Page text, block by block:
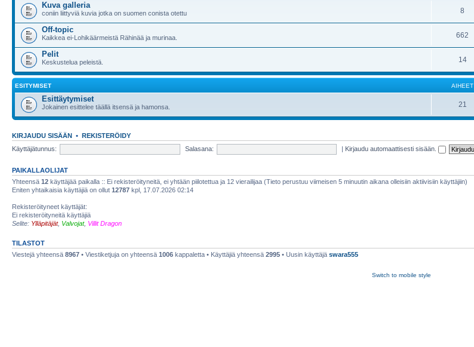
Kuva galleria
coniin liittyviä kuvia jotka on suomen conista otettu 8
Off-topic
Kaikkea ei-Lohikäärmeistä Rähinää ja murinaa. 662
Pelit
Keskustelua peleistä. 14
ESITYMISET AIHEET
Esittäytymiset
Jokainen esittelee täällä itsensä ja hamonsa. 21
KIRJAUDU SISÄÄN • REKISTERÖIDY
Käyttäjätunnus:
Salasana: | Kirjaudu automaattisesti sisään.
PAIKALLAOLIJAT
Yhteensä 12 käyttäjää paikalla :: Ei rekisteröityneitä, ei yhtään piilotettua ja 12 vierailijaa (Tieto perustuu viimeisen 5 minuutin aikana olleisiin aktiivisiin käyttäjiin)
Eniten yhtaikaisia käyttäjiä on ollut 12787 kpl, 17.07.2026 02:14
Rekisteröityneet käyttäjät:
Ei rekisteröityneitä käyttäjiä
Selite: Ylläpitäjät, Valvojat, Villit Dragon
TILASTOT
Viestejä yhteensä 8967 • Viestiketjuja on yhteensä 1006 kappaletta • Käyttäjiä yhteensä 2995 • Uusin käyttäjä swara555
Switch to mobile style